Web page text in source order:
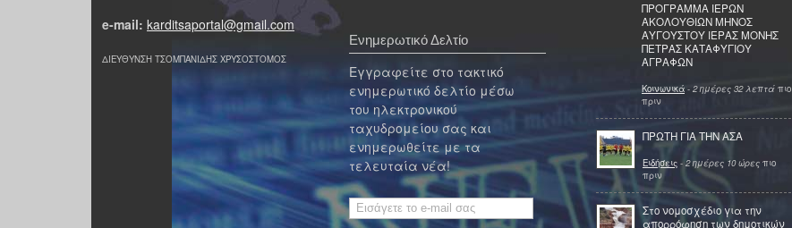
e-mail: karditsaportal@gmail.com
ΔΙΕΥΘΥΝΣΗ ΤΣΟΜΠΑΝΙΔΗΣ ΧΡΥΣΟΣΤΟΜΟΣ
Ενημερωτικό Δελτίο
Εγγραφείτε στο τακτικό
ενημερωτικό δελτίο μέσω
του ηλεκτρονικού
ταχυδρομείου σας και
ενημερωθείτε με τα
τελευταία νέα!
ΠΡΟΓΡΑΜΜΑ ΙΕΡΩΝ
ΑΚΟΛΟΥΘΙΩΝ ΜΗΝΟΣ
ΑΥΓΟΥΣΤΟΥ ΙΕΡΑΣ ΜΟΝΗΣ
ΠΕΤΡΑΣ ΚΑΤΑΦΥΓΙΟΥ
ΑΓΡΑΦΩΝ
Κοινωνικά - 2 ημέρες 32 λεπτά πιο
πριν
ΠΡΩΤΗ ΓΙΑ ΤΗΝ ΑΣΑ
Ειδήσεις - 2 ημέρες 10 ώρες πιο
πριν
Στο νομοσχέδιο για την
απορρόφηση των δημοτικών